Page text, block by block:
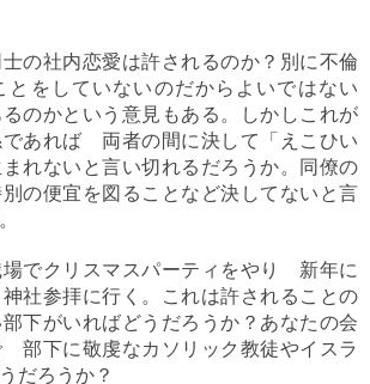
の社内恋愛は許されるのか？別に不倫
とをしていないのだからよいではない
のかという意見もある。しかしこれが
であれば 両者の間に決して「えこひい
れないと言い切れるだろうか。同僚の
の便宜を図ることなど決してないと言
でクリスマスパーティをやり 新年に
社参拝に行く。これは許されることの
下がいればどうだろうか？あなたの会
部下に敬虔なカソリック教徒やイスラ
だろうか？